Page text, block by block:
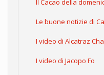
Il Cacao della
Le buone notizie di
I video di Alcatraz
I video di Jacopo Fo